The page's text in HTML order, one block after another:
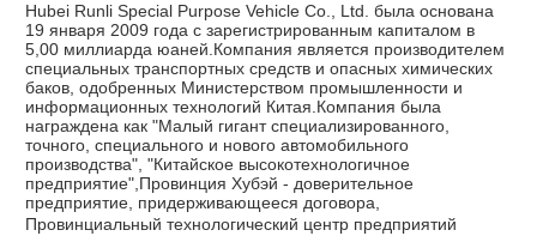
Hubei Runli Special Purpose Vehicle Co., Ltd. была основана
19 января 2009 года с зарегистрированным капиталом в
5,00 миллиарда юаней.Компания является производителем
специальных транспортных средств и опасных химических
баков, одобренных Министерством промышленности и
информационных технологий Китая.Компания была
награждена как "Малый гигант специализированного,
точного, специального и нового автомобильного
производства", "Китайское высокотехнологичное
предприятие",Провинция Хубэй - доверительное
предприятие, придерживающееся договора,
Провинциальный технологический центр предприятий